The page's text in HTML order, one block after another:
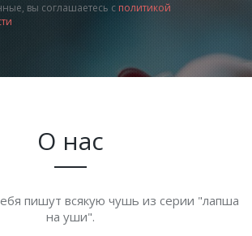
вы соглашаетесь с политикой
О нас
пишут всякую чушь из серии "лапша
на уши".